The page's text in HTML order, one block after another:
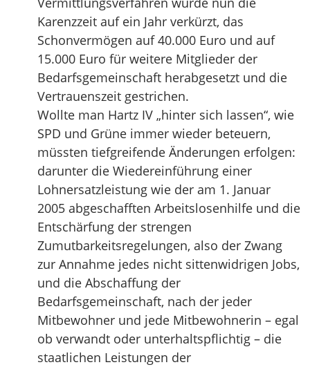
Karenzzeit auf ein Jahr verkürzt, das
Schonvermögen auf 40.000 Euro und auf
15.000 Euro für weitere Mitglieder der
Bedarfsgemeinschaft herabgesetzt und die
Vertrauenszeit gestrichen.
Wollte man Hartz IV „hinter sich lassen“, wie
SPD und Grüne immer wieder beteuern,
müssten tiefgreifende Änderungen erfolgen:
darunter die Wiedereinführung einer
Lohnersatzleistung wie der am 1. Januar
2005 abgeschafften Arbeitslosenhilfe und die
Entschärfung der strengen
Zumutbarkeitsregelungen, also der Zwang
zur Annahme jedes nicht sittenwidrigen Jobs,
und die Abschaffung der
Bedarfsgemeinschaft, nach der jeder
Mitbewohner und jede Mitbewohnerin – egal
ob verwandt oder unterhaltspflichtig – die
staatlichen Leistungen der